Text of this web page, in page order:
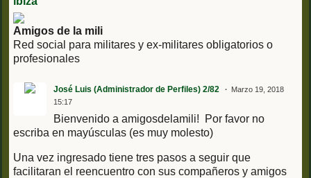
Amigos de la mili
Red social para militares y ex-militares obligatorios o
profesionales
José Luis (Administrador de Perfiles) 2/82
Marzo 19, 2018
15:17
Bienvenido a amigosdelamili! Por favor no
escriba en mayúsculas (es muy molesto)
Una vez ingresado tiene tres pasos a seguir que
facilitaran el reencuentro con sus compañeros y amigos